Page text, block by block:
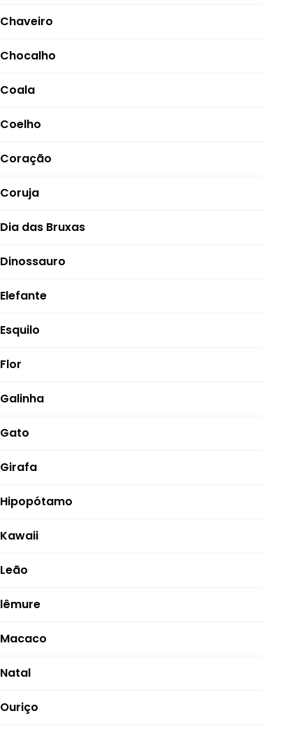
Chaveiro
Chocalho
Coala
Coelho
Coração
Coruja
Dia das Bruxas
Dinossauro
Elefante
Esquilo
Flor
Galinha
Gato
Girafa
Hipopótamo
Kawaii
Leão
lêmure
Macaco
Natal
Ouriço